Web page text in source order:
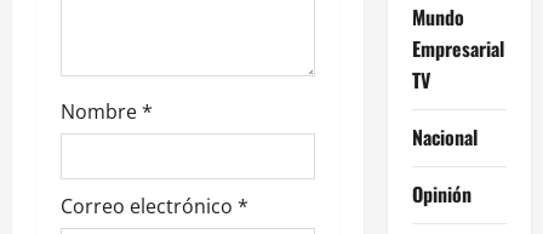
a
d
a
Nombre*
Correo electrónico *
Mundo
Empresarial
TV
Nacional
Opinión